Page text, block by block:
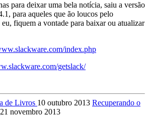
para deixar uma bela notícia, saiu a versão
para aqueles que ão loucos pelo
fiquem a vontade para baixar ou atualizar
index.php
getslack/
de Livros 10 outubro 2013 Recuperando o
21 novembro 2013